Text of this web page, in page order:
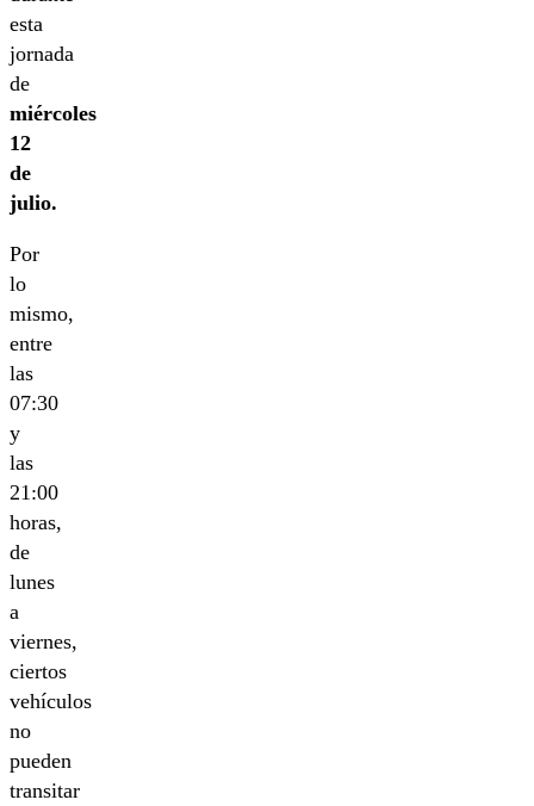
esta
jornada
de
miércoles
12
de
julio.
Por
lo
mismo,
entre
las
07:30
y
las
21:00
horas,
de
lunes
a
viernes,
ciertos
vehículos
no
pueden
transitar